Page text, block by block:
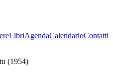
LibriAgendaCalendarioContatti
(1954)